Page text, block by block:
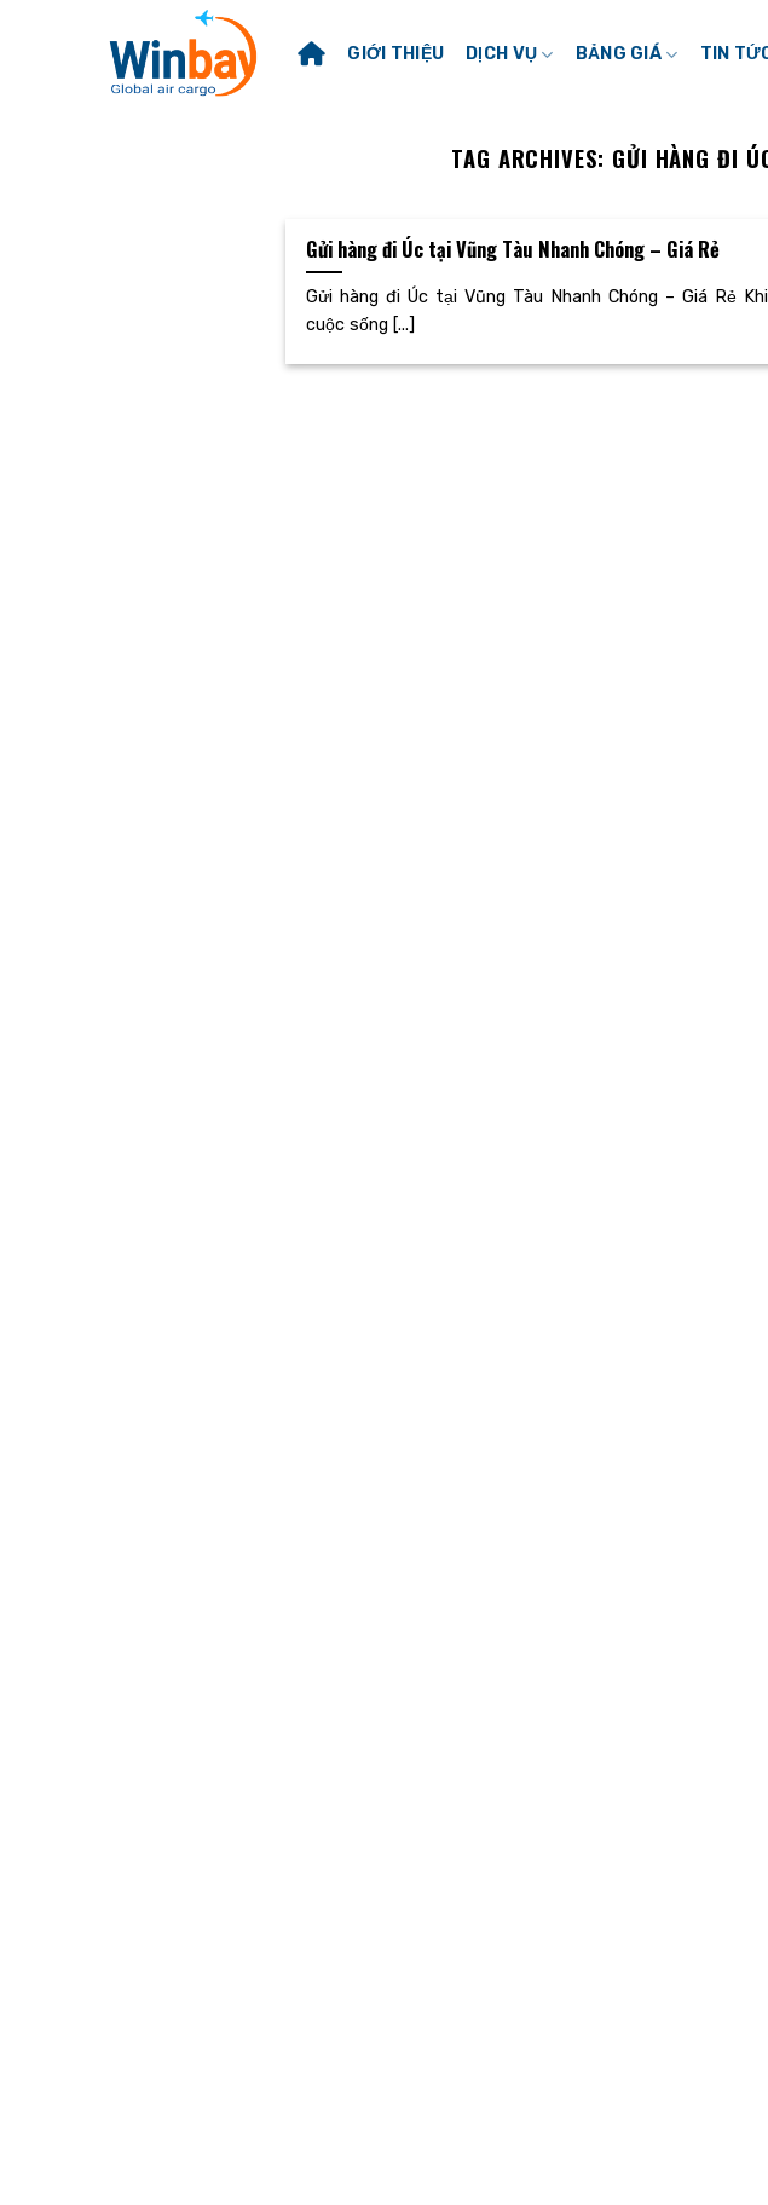
GIỚI THIỆU DỊCH VỤ BẢNG GIÁ TIN
TAG ARCHIVES: GỬI HÀNG ĐI
Gửi hàng đi Úc tại Vũng Tàu Nhanh Chóng – Giá Rẻ
Gửi hàng đi Úc tại Vũng Tàu Nhanh Chóng – Giá Rẻ Khi
cuộc sống [...]